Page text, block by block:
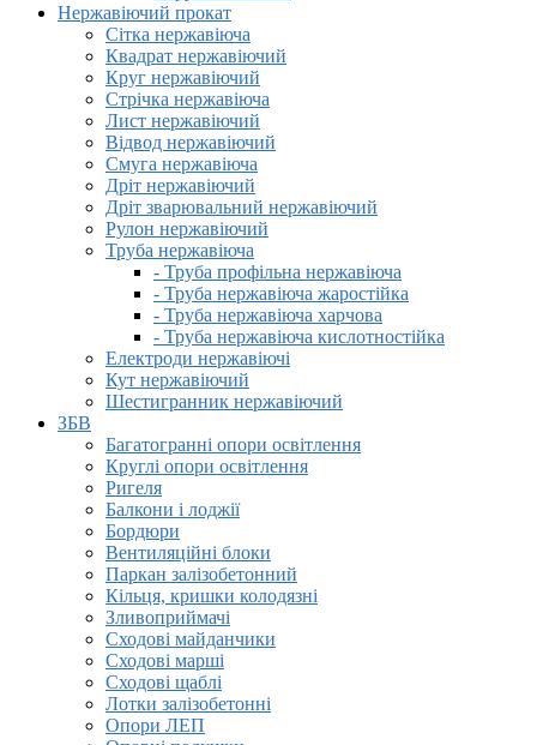
Нержавіючий прокат
Сітка нержавіюча
Квадрат нержавіючий
Круг нержавіючий
Стрічка нержавіюча
Лист нержавіючий
Відвод нержавіючий
Смуга нержавіюча
Дріт нержавіючий
Дріт зварювальний нержавіючий
Рулон нержавіючий
Труба нержавіюча
- Труба профільна нержавіюча
- Труба нержавіюча жаростійка
- Труба нержавіюча харчова
- Труба нержавіюча кислотностійка
Електроди нержавіючі
Кут нержавіючий
Шестигранник нержавіючий
ЗБВ
Багатогранні опори освітлення
Круглі опори освітлення
Ригеля
Балкони і лоджії
Бордюри
Вентиляційні блоки
Паркан залізобетонний
Кільця, кришки колодязні
Зливоприймачі
Сходові майданчики
Сходові марші
Сходові щаблі
Лотки залізобетонні
Опори ЛЕП